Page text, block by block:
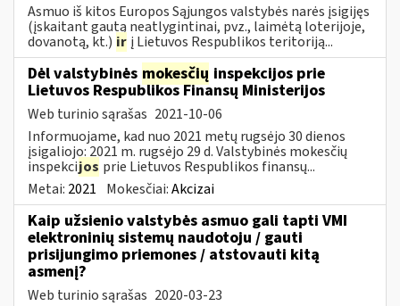
Asmuo iš kitos Europos Sąjungos valstybės narės įsigijęs
(įskaitant gautą neatlygintinai, pvz., laimėtą loterijoje,
dovanotą, kt.) ir į Lietuvos Respublikos teritoriją...
Dėl valstybinės mokesčių inspekcijos prie
Lietuvos Respublikos Finansų Ministerijos
Web turinio sąrašas 2021-10-06
Informuojame, kad nuo 2021 metų rugsėjo 30 dienos
įsigaliojo: 2021 m. rugsėjo 29 d. Valstybinės mokesčių
inspekcijos prie Lietuvos Respublikos finansų...
Metai: 2021 Mokesčiai:Akcizai
Kaip užsienio valstybės asmuo gali tapti VMI
elektroninių sistemų naudotoju / gauti
prisijungimo priemones / atstovauti kitą
asmenį?
Web turinio sąrašas 2020-03-23